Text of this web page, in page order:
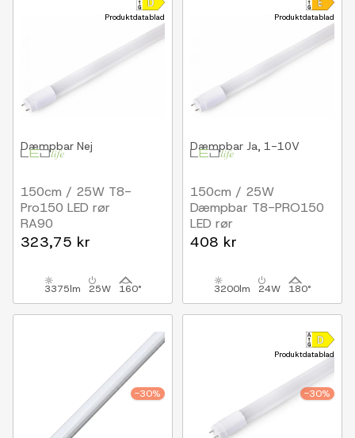
Produktdatablad
Dæmpbar Nej
150cm / 25W T8-
Pro150 LED rør
RA90
323,75 kr
3375lm 25W 160°
Produktdatablad
Dæmpbar Ja, 1-10V
150cm / 25W
Dæmpbar T8-PRO150
LED rør
1-10V dæmpbar
408 kr
3200lm 24W 180°
-30%
Produktdatablad
-30%